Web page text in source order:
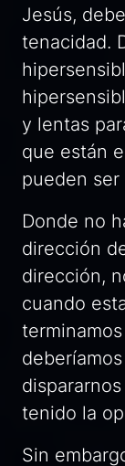
Jesús,
tenacidad.
y lentas
que están
pueden
Donde no
dirección
dirección,
cuando
tenido la
Sin